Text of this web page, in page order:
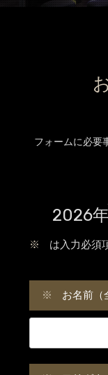
フォームに必要
2026
※ は入力必須
※ お名前（